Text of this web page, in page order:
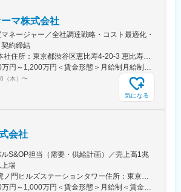
合わせて多様な製品を展開する中で、患者さん
の向上を、ドクターには手技において最大限
を発揮できる製品を提供することを目指してい
は製品情報提供のみならず、販売した医療機器が
ために研修会を開催しり、使用にあたってのト
会を提供するなど重要な役割を担っているため、
れます。
ーマ株式会社
マネージャー／全社調達戦略・コスト最適化・
約締結
＜勤務地詳細＞本社住所：東京都渋谷区恵比寿4-20-3 恵比寿ガーデンプレイスタワー18F勤務地最寄駅：各線／恵比寿駅受動喫煙対策：屋内全面禁煙変更の範囲：会社の定める事業所（リモートワーク含む）
＜予定年収＞950万円～1,200万円＜賃金形態＞月給制月給制。ご経験等により変動あり、当社既定により決定。＜賃金内訳＞月額（基本給）：688,000円～869,000円＜月給＞688,000円～869,000円＜昇給有無＞有＜残業手当＞有＜給与補足＞ご経験等により変動あり、当社既定により決定。業績賞与年1回、昇給年1回。賃金はあくまでも目安の金額であり、選考を通じて上下する可能性があります。月給(月額)は固定手当を含めた表記です。
木） 〜
気になる
会社
ルS&OP担当（需要・供給計画）／売上高1兆
場
＜勤務地詳細＞虎ノ門ヒルズステーションタワー住所：東京都港区虎ノ門２丁目６－１ 虎ノ門ヒルズ ステーションタワー 受動喫煙対策：敷地内喫煙可能場所あり変更の範囲：会社の定める事業所
＜予定年収＞590万円～1,000万円＜賃金形態＞月給制＜賃金内訳＞月額（基本給）：279,000円～534,000円＜月給＞279,000円～534,000円＜昇給有無＞有＜残業手当＞有＜給与補足＞※上記年収はあくまでも目安の金額であり、選考を通じて経験、能力等を考慮し同社規定により決定します。■賞与あり（年2回）■昇給・昇格あり（年1回）■職位：一般職～主任職賃金はあくまでも目安の金額であり、選考を通じて上下する可能性があります。月給(月額)は固定手当を含めた表記です。